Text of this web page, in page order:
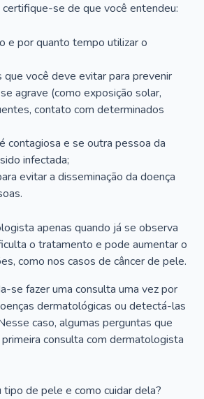
se de que você entendeu:
e por quanto tempo utilizar o
que você deve evitar para prevenir
agrave (como exposição solar,
contato com determinados
contagiosa e se outra pessoa da
infectada;
evitar a disseminação da doença
apenas quando já se observa
o tratamento e pode aumentar o
como nos casos de câncer de pele.
se fazer uma consulta uma vez por
dermatológicas ou detectá-las
caso, algumas perguntas que
consulta com dermatologista
tipo de pele e como cuidar dela?